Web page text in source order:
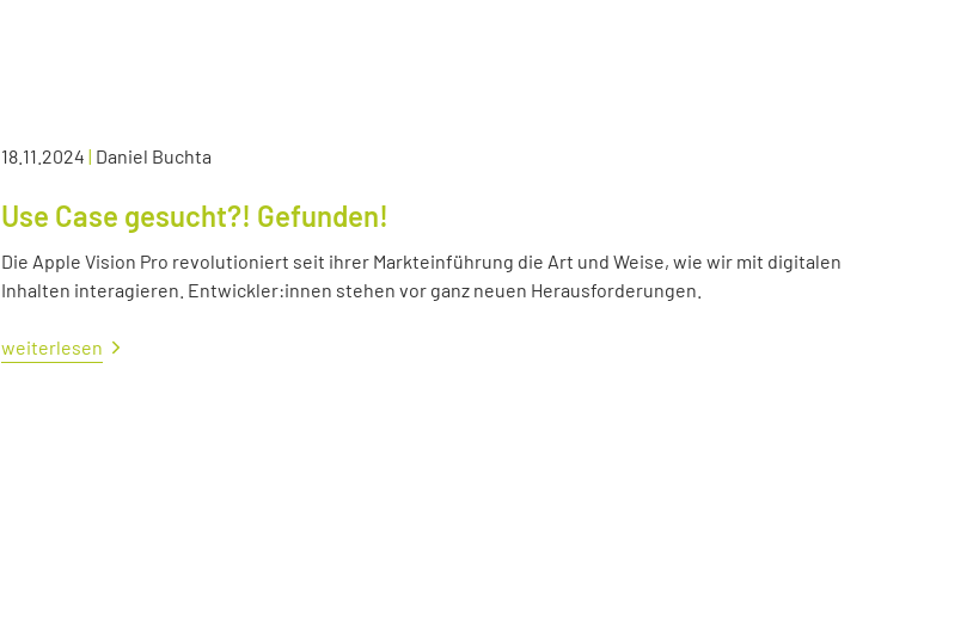
18.11.2024 | Daniel Buchta
Use Case gesucht?! Gefunden!
Die Apple Vision Pro revolutioniert seit ihrer Markteinführung die Art und Weise, wie wir mit digitalen
Inhalten interagieren. Entwickler:innen stehen vor ganz neuen Herausforderungen.
weiterlesen